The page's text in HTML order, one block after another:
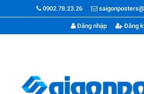
0902.78.23.26
Đăng nhập Đăng